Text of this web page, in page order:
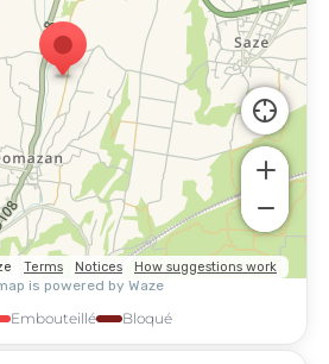
Embouteillé Bloqué